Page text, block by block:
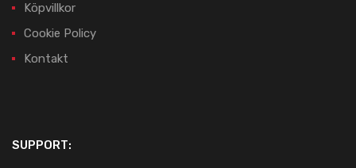
Köpvillkor
Cookie Policy
Kontakt
SUPPORT: